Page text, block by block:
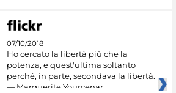
07/10/2018
Ho cercato la libertà più che la
potenza, e quest'ultima soltanto
perché, in parte, secondava la libertà.
— Marguerite Yourcenar